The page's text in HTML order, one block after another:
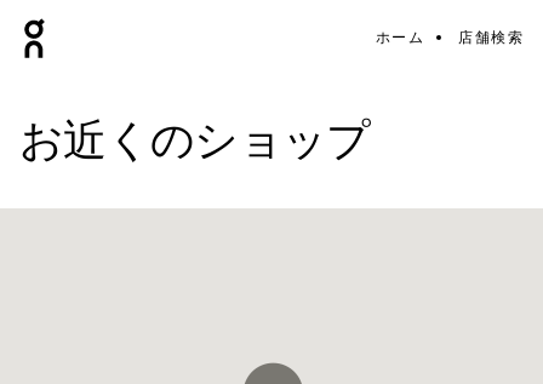
ホーム 店舗検索
お近くのショップ